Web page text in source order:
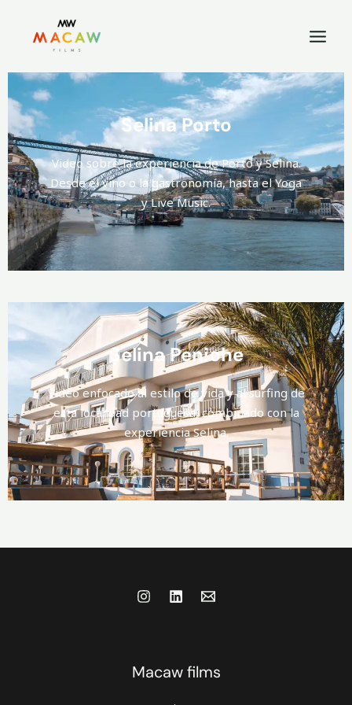
Selina Porto
Video sobre la experiencia de Porto y Selina.
Desde el vino o la gastronomía, hasta el Yoga
y Live Music.
Selina Peniche
Video enfocado al estilo de vida y al surfing de
esta localidad portuguesa, combinado con la
experiencia Selina.
Macaw films